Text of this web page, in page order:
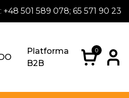
+48 501 589 078; 65 571 90 23
Platforma
B2B
0